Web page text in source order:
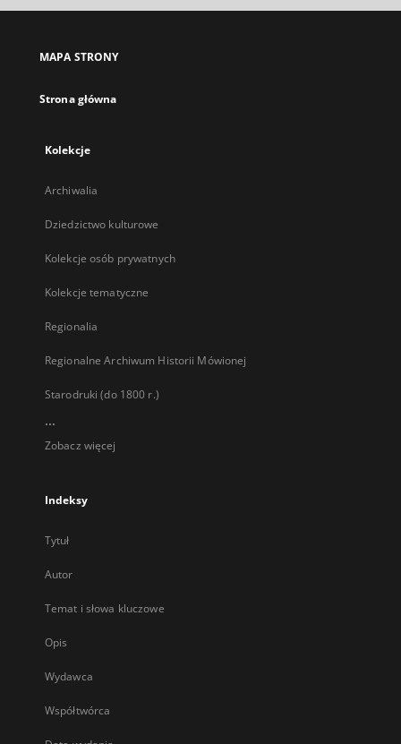
się
karcie
MAPA STRONY
Strona główna
Kolekcje
Archiwalia
Dziedzictwo kulturowe
Kolekcje osób prywatnych
Kolekcje tematyczne
Regionalia
Regionalne Archiwum Historii Mówionej
Starodruki (do 1800 r.)
...
Zobacz więcej
Indeksy
Tytuł
Autor
Temat i słowa kluczowe
Opis
Wydawca
Współtwórca